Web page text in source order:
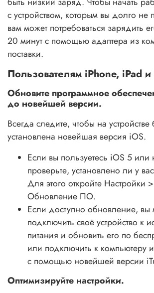
с устройством, которым вы долго не
вам может потребоваться зарядить
20 минут с помощью адаптера из
поставки.
Пользователям iPhone, iPad
Обновите программное
до новейшей версии.
Всегда следите, чтобы на
установлена новейшая версия iOS.
Если вы пользуетесь iOS 5 или
проверьте, установлено ли у
Для этого откройте Настройки
Обновление ПО.
Если доступно обновление, вы
подключить своё устройство к
питания и обновить его по
или подключить к компьютеру
с помощью новейшей версии
Оптимизируйте настройки.